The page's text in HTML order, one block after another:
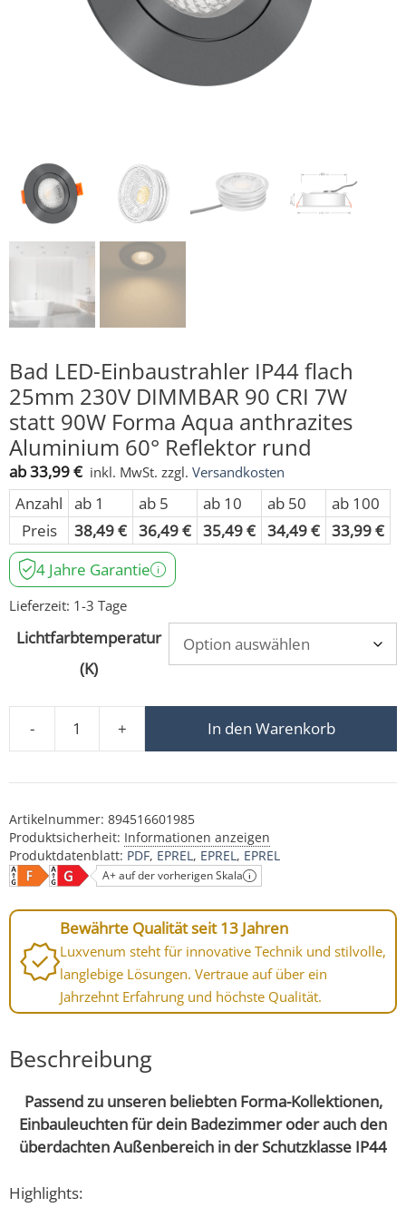
Bad LED-Einbaustrahler IP44 flach
25mm 230V DIMMBAR 90 CRI 7W
statt 90W Forma Aqua anthrazites
Aluminium 60° Reflektor rund
ab33,99€ inkl. MwSt. zzgl. Versandkosten
Anzahl ab 1 ab 5 ab 10 ab 50
ab 100
Preis
38,49€ 36,49€ 35,49€ 34,49€ 33,99€
4 Jahre Garantie
Lieferzeit: 1-3 Tage
Lichtfarbtemperatur
(K)
-
Bad LED-Einbaustrahler IP44 flach 25mm 230V
+ In den Warenkorb
Artikelnummer: 894516601985
Produktsicherheit: Informationen anzeigen
Produktdatenblatt: PDF EPREL EPREL EPREL
A+ auf der vorherigen Skala
Bewährte Qualität seit 13 Jahren
Luxvenum steht für innovative Technik und stilvolle,
langlebige Lösungen. Vertraue auf über ein
Jahrzehnt Erfahrung und höchste Qualität.
Beschreibung
Passend zu unseren beliebten Forma-Kollektionen,
Einbauleuchten für dein Badezimmer oder auch den
überdachten Außenbereich in der Schutzklasse IP44
Highlights: